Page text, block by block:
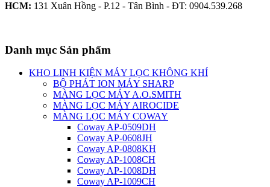
HCM: 131 Xuân Hồng - P.12 - Tân Bình - ĐT: 0904.539.268
Danh mục Sản phẩm
KHO LINH KIỆN MÁY LỌC KHÔNG KHÍ
BỘ PHÁT ION MÁY SHARP
MÀNG LỌC MÁY A.O.SMITH
MÀNG LỌC MÁY AIROCIDE
MÀNG LỌC MÁY COWAY
Coway AP-0509DH
Coway AP-0608JH
Coway AP-0808KH
Coway AP-1008CH
Coway AP-1008DH
Coway AP-1009CH